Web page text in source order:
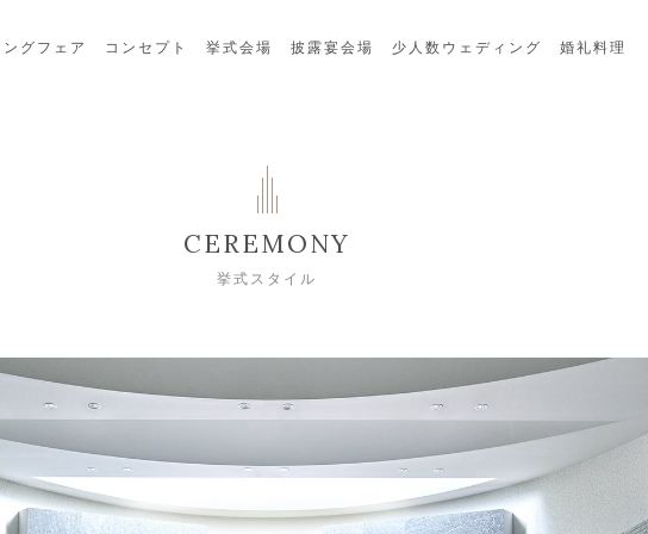
グフェア コンセプト 挙式会場 披露宴会場 少人数ウェディング 婚礼料理
CEREMONY
挙式スタイル